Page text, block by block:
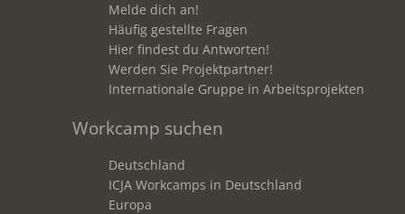
Melde dich an!
Häufig gestellte Fragen
Hier findest du Antworten!
Werden Sie Projektpartner!
Internationale Gruppe in Arbeitsprojekten
Workcamp suchen
Deutschland
ICJA Workcamps in Deutschland
Europa